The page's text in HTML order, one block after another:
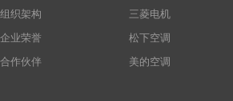
组织架构
企业荣誉
合作伙伴
三菱电机
松下空调
美的空调